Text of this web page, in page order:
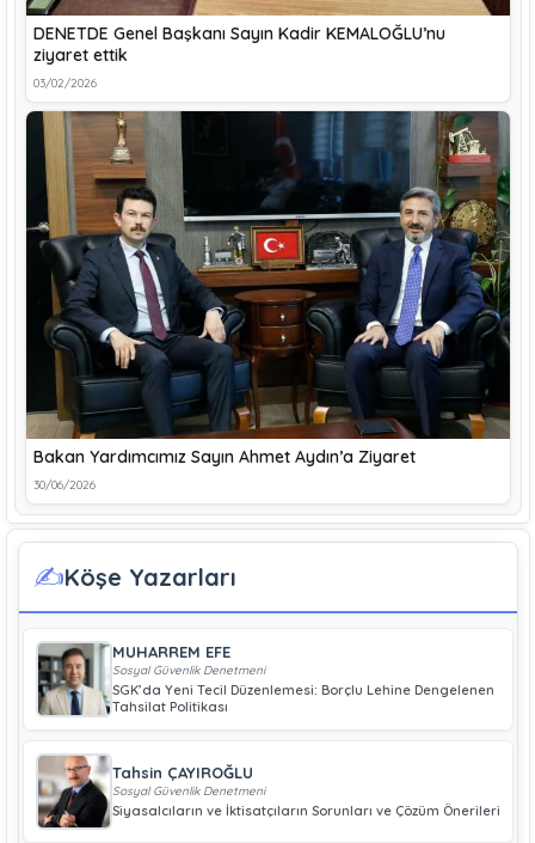
DENETDE Genel Başkanı Sayın Kadir KEMALOĞLU’nu
ziyaret ettik
03/02/2026
Bakan Yardımcımız Sayın Ahmet Aydın’a Ziyaret
30/06/2026
✍️Köşe Yazarları
MUHARREM EFE
Sosyal Güvenlik Denetmeni
SGK’da Yeni Tecil Düzenlemesi: Borçlu Lehine Dengelenen
Tahsilat Politikası
Tahsin ÇAYIROĞLU
Sosyal Güvenlik Denetmeni
Siyasalcıların ve İktisatçıların Sorunları ve Çözüm Önerileri